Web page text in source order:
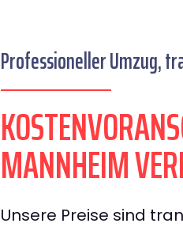
Professioneller Umzug,
MANNHEIM
Unsere Preise sind